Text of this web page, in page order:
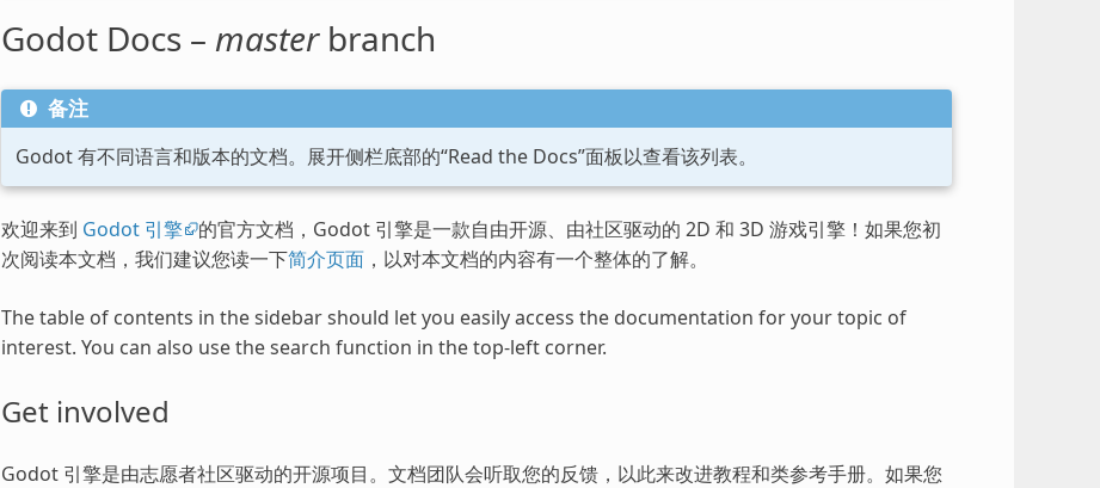
Godot Docs – masterbranch
备注
Godot 有不同语言和版本的文档。展开侧栏底部的“Read the Docs”面板以查看该列表。
欢迎来到 Godot 引擎 的官方文档，Godot 引擎是一款自由开源、由社区驱动的 2D 和 3D 游戏引擎！如果您初
次阅读本文档，我们建议您读一下简介页面，以对本文档的内容有一个整体的了解。
The table of contents in the sidebar should let you easily access the documentation for your topic of
interest. You can also use the search function in the top-left corner.
Get involved
Godot 引擎是由志愿者社区驱动的开源项目。文档团队会听取您的反馈，以此来改进教程和类参考手册。如果您